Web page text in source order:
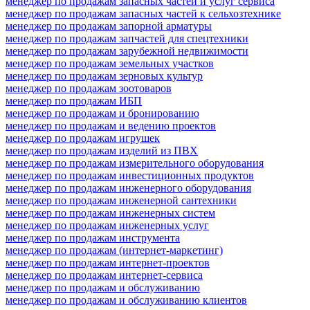
менеджер по продажам запасных частей к сельхозтехнике
менеджер по продажам запорной арматуры
менеджер по продажам запчастей для спецтехники
менеджер по продажам зарубежной недвижимости
менеджер по продажам земельных участков
менеджер по продажам зерновых культур
менеджер по продажам зоотоваров
менеджер по продажам ИБП
менеджер по продажам и бронированию
менеджер по продажам и ведению проектов
менеджер по продажам игрушек
менеджер по продажам изделий из ПВХ
менеджер по продажам измерительного оборудования
менеджер по продажам инвестиционных продуктов
менеджер по продажам инженерного оборудования
менеджер по продажам инженерной сантехники
менеджер по продажам инженерных систем
менеджер по продажам инженерных услуг
менеджер по продажам инструмента
менеджер по продажам (интернет-маркетинг)
менеджер по продажам интернет-проектов
менеджер по продажам интернет-сервиса
менеджер по продажам и обслуживанию
менеджер по продажам и обслуживанию клиентов